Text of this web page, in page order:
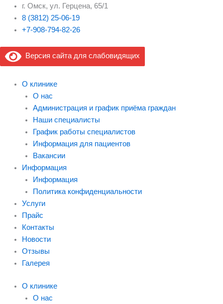
г. Омск, ул. Герцена, 65/1
8 (3812) 25-06-19
+7-908-794-82-26
Версия сайта для слабовидящих
О клинике
О нас
Администрация и график приёма граждан
Наши специалисты
График работы специалистов
Информация для пациентов
Вакансии
Информация
Информация
Политика конфиденциальности
Услуги
Прайс
Контакты
Новости
Отзывы
Галерея
О клинике
О нас